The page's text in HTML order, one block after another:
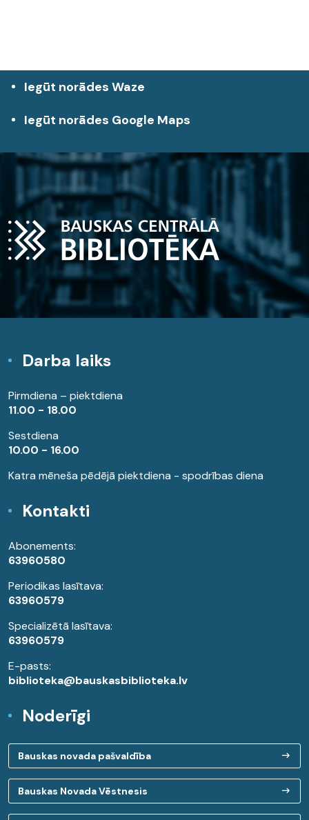
Iegūt norādes Waze
Iegūt norādes Google Maps
Darba laiks
Pirmdiena – piektdiena
11.00 - 18.00
Sestdiena
10.00 - 16.00
Katra mēneša pēdējā piektdiena - spodrības diena
Kontakti
Abonements:
63960580
Periodikas lasītava:
63960579
Specializētā lasītava:
63960579
E-pasts:
biblioteka@bauskasbiblioteka.lv
Noderīgi
Bauskas novada pašvaldība
Bauskas Novada Vēstnesis